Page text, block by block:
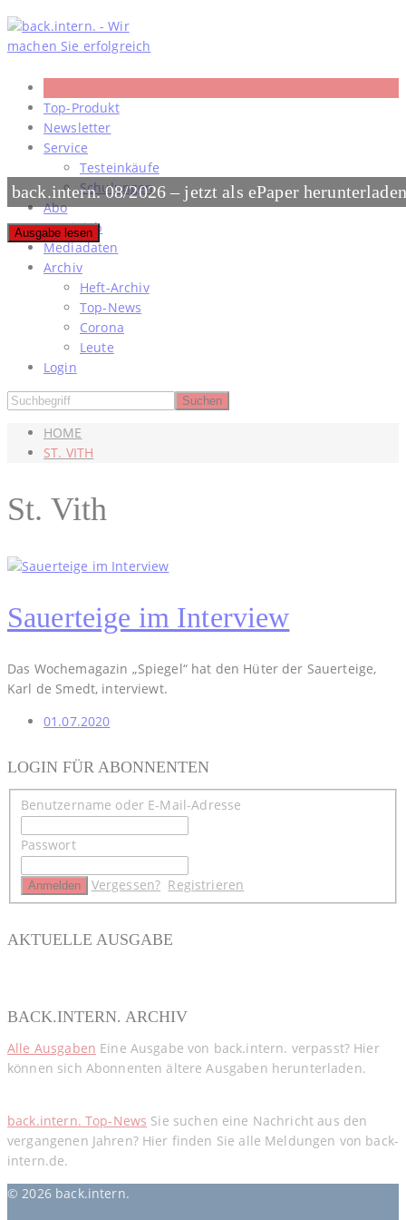
Skip
to
content
Top-Produkt
Newsletter
Service
Testeinkäufe
Schulungen
Abo
#meinjob
Mediadaten
Archiv
Heft-Archiv
Top-News
Corona
Leute
Login
HOME
ST. VITH
St. Vith
Sauerteige im Interview
Das Wochemagazin „Spiegel“ hat den Hüter der Sauerteige,
Karl de Smedt, interviewt.
01.07.2020
LOGIN FÜR ABONNENTEN
Benutzername oder E-Mail-Adresse
Passwort
Vergessen? Registrieren
AKTUELLE AUSGABE
back.intern. 08/2026 – jetzt als ePaper herunterladen
Ausgabe lesen
BACK.INTERN. ARCHIV
Alle Ausgaben Eine Ausgabe von back.intern. verpasst? Hier
können sich Abonnenten ältere Ausgaben herunterladen.
back.intern. Top-News Sie suchen eine Nachricht aus den
vergangenen Jahren? Hier finden Sie alle Meldungen von back-
intern.de.
© 2026 back.intern.